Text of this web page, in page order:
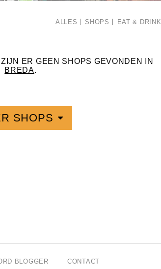
ALLES SHOPS EAT & DRINK
ER GEEN SHOPS GEVONDEN IN
BREDA.
SHOPS
BLOGGER CONTACT